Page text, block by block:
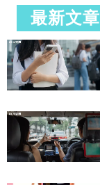
最新文章